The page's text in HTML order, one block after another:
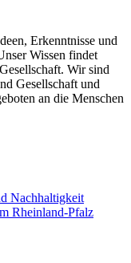
Erkenntnisse und
Wissen findet
Wir sind
Gesellschaft und
an die Menschen
Nachhaltigkeit
Rheinland-Pfalz